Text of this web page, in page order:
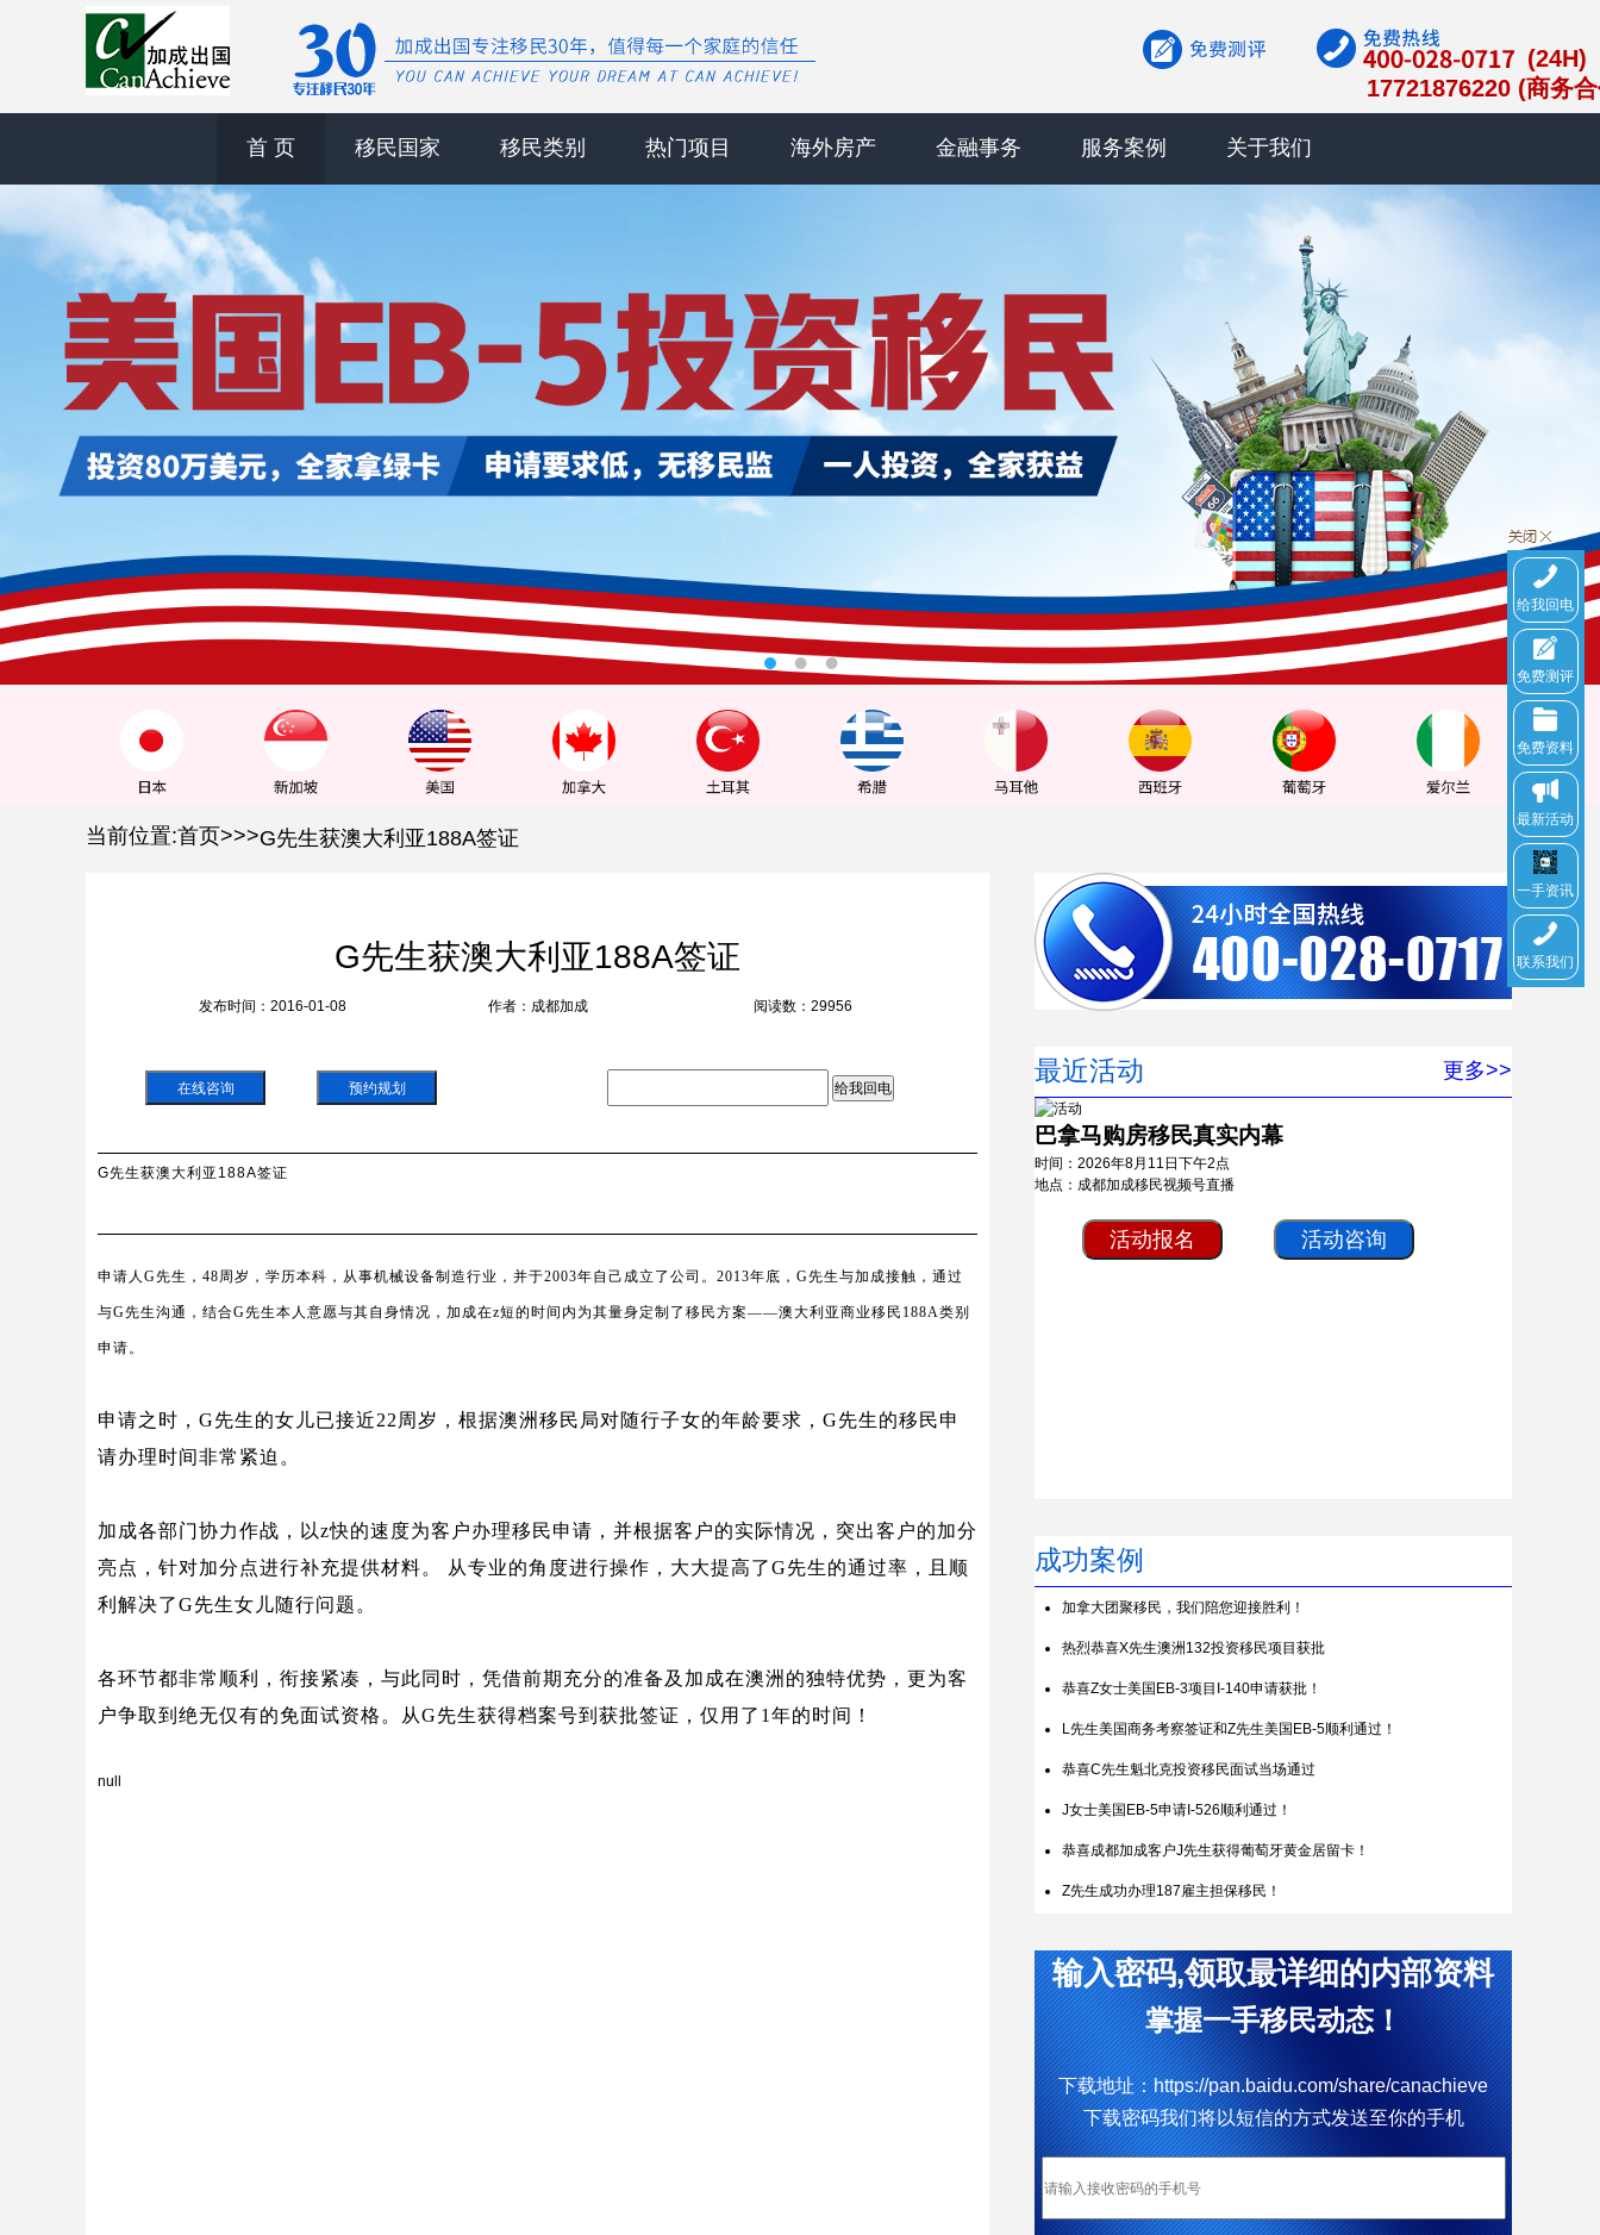
给我回电
免费测评
免费资料
最新活动
一手资讯
联系我们
(24H)
17721876220 (商务
首 页 移民国家 移民类别 热门项目 海外房产 金融事务 服务案例 关于我们
当前位置:首页>>>G先生获澳大利亚188A签证
G先生获澳大利亚188A签证
发布时间：2016-01-08 作者：成都加成 阅读数：29956
在线咨询 预约规划 给我回电
G先生获澳大利亚188A签证
申请人 G先生， 48周岁，学历本科，从事机械设备制造行业，并于2003年自己成立了公司。 2013年底， G先生与加成接触，通过
与G先生沟通，结合G先生本人意愿与其自身情况，加成在z短的时间内为其量身定制了移民方案——澳大利亚商业移民 188A类别
申请。
申请之时， G先生的女儿已接近22 周岁，根据澳洲移民局对随行子女的年龄要求， G先生的移民申
请办理时间非常紧迫。
加成各部门协力作战，以z快的速度为客户办理移民申请，并根据客户的实际情况，突出客户的加分
亮点，针对加分点进行补充提供材料。 从专业的角度进行操作，大大提高了G先生的通过率，且顺
利解决了G先生女儿随行问题。
各环节都非常顺利，衔接紧凑，与此同时，凭借前期充分的准备及加成在澳洲的独特优势，更为客
户争取到绝无仅有的免面试资格。从G先生获得档案号到获批签证，仅用了 1 年的时间！
null
最近活动 更多>>
巴拿马购房移民真实内幕
时间：2026年8月11日下午2点
地点：成都加成移民视频号直播
活动报名 活动咨询
成功案例
加拿大团聚移民，我们陪您迎接胜利！
热烈恭喜X先生澳洲132投资移民项目获批
恭喜Z女士美国EB-3项目I-140申请获批！
L先生美国商务考察签证和Z先生美国EB-5顺利通过！
恭喜C先生魁北克投资移民面试当场通过
J女士美国EB-5申请I-526顺利通过！
恭喜成都加成客户J先生获得葡萄牙黄金居留卡！
Z先生成功办理187雇主担保移民！
简直开挂了，希腊成功案例！
热烈恭喜Q女士通过葡萄牙购房移民拿到葡萄牙黄金居留卡
D女士塞浦路斯获批
W先生终于成功获批188C 签证，实现了移民澳洲的愿望。
恭喜成都加成移民重庆客户W女士全家喜获匈牙利yj居留卡！
祝贺G女士186雇主担保签证（PR）顺利获批
输入密码,领取最详细的内部资料
掌握一手移民动态！
下载地址：https://pan.baidu.com/share/canachieve
下载密码我们将以短信的方式发送至你的手机